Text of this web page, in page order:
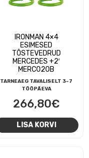
IRONMAN 4×4
ESIMESED
TÕSTEVEDRUD
MERCEDES +2′
MERC020B
TARNEAEG TAVALISELT 3-7
TÖÖPÄEVA
266,80€
LISA KORVI